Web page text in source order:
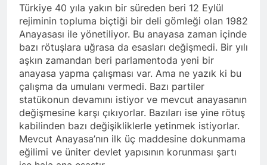
ziyaret etti
HAK-PAR Heyeti
Hewler’de ENKS ile
görüştü
11 Ay Ago
HAK-PAR Heyeti Hewler’de
KDP ALAKAD ile görüştü
HAK-PAR Heyeti 25 ağustos
2025’te Hewler’de KDP
ALAKAD ile görüştü
12 Ay Ago
HAK-PAR Başkanlık Kurulu;
‘KÜRT HALKI HAK VE
ÖZGÜRLÜK
MÜCADELESİNDEN ASLA
VAZ GEÇMEYECEKTİR.’
12 Ay Ago
Lozan Antlaşması
üzerinden 102 yıl geçse de;
Kürt milleti özgürlükten
1 Yıl Ago
Türkiye 40 yıla yakın bir süreden beri 12 Eylül
rejiminin topluma biçtiği bir deli gömleği olan 1982
Anayasası ile yönetiliyor. Bu anayasa zaman içinde
bazı rötuşlara uğrasa da esasları değişmedi. Bir yılı
aşkın zamandan beri parlamentoda yeni bir
anayasa yapma çalışması var. Ama ne yazık ki bu
çalışma da umulanı vermedi. Bazı partiler
statükonun devamını istiyor ve mevcut anayasanın
değişmesine karşı çıkıyorlar. Bazıları ise yine rötuş
kabilinden bazı değişikliklerle yetinmek istiyorlar.
Mevcut Anayasa’nın ilk üç maddesine dokunmama
eğilimi ve üniter devlet yapısının korunması şartı